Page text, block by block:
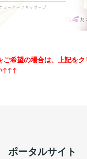
希望の場合は、上記を
↑↑↑
ポータルサイト